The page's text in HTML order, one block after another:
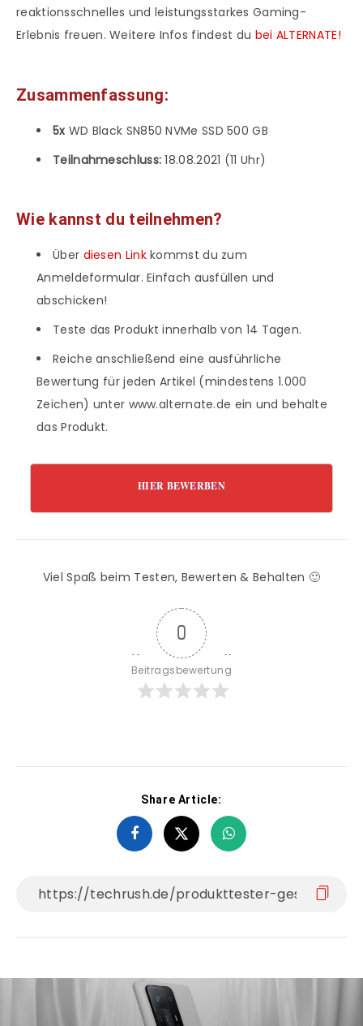
reaktionsschnelles und leistungsstarkes Gaming-
Erlebnis freuen. Weitere Infos findest du bei ALTERNATE!
Zusammenfassung:
5x WD Black SN850 NVMe SSD 500 GB
Teilnahmeschluss: 18.08.2021 (11 Uhr)
Wie kannst du teilnehmen?
Über diesen Linkkommst du zum
Anmeldeformular. Einfach ausfüllen und
abschicken!
Teste das Produkt innerhalb von 14 Tagen.
Reiche anschließend eine ausführliche
Bewertung für jeden Artikel (mindestens 1.000
Zeichen) unter www.alternate.de ein und behalte
das Produkt.
HIER BEWERBEN
Viel Spaß beim Testen, Bewerten & Behalten 🙂
0
Beitragsbewertung
Share Article: